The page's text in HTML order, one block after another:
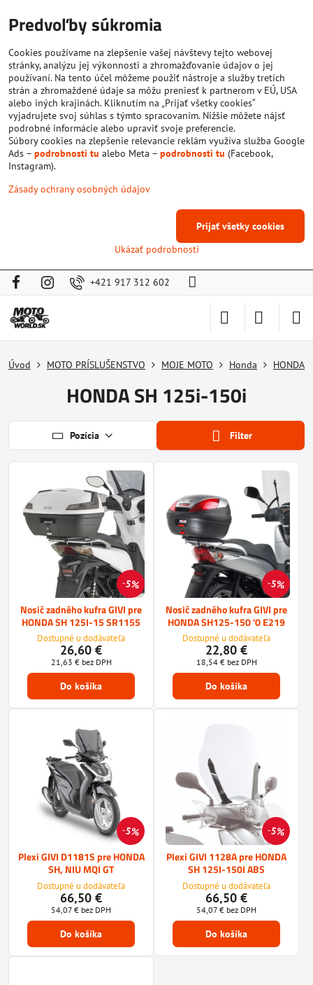
+421 917 312 602
Úvod MOTO PRÍSLUŠENSTVO MOJE MOTO Honda HONDA
HONDA SH 125i-150i
Pozícia Filter
5%
Nosič zadného kufra GIVI pre
HONDA SH 125I-15 SR1155
Dostupné u dodávateľa
26,60 €
21,63 € bez DPH
Do košíka
5%
Nosič zadného kufra GIVI pre
HONDA SH125-150 '0 E219
Dostupné u dodávateľa
22,80 €
18,54 € bez DPH
Do košíka
5%
Plexi GIVI D1181S pre HONDA
SH, NIU MQI GT
Dostupné u dodávateľa
66,50 €
54,07 € bez DPH
Do košíka
5%
Plexi GIVI 1128A pre HONDA
SH 125I-150I ABS
Dostupné u dodávateľa
66,50 €
54,07 € bez DPH
Do košíka
Predvoľby súkromia
Cookies používame na zlepšenie vašej návštevy tejto webovej
stránky, analýzu jej výkonnosti a zhromažďovanie údajov o jej
používaní. Na tento účel môžeme použiť nástroje a služby tretích
strán a zhromaždené údaje sa môžu preniesť k partnerom v EÚ, USA
alebo iných krajinách. Kliknutím na „Prijať všetky cookies“
vyjadrujete svoj súhlas s týmto spracovaním. Nižšie môžete nájsť
podrobné informácie alebo upraviť svoje preferencie.
Súbory cookies na zlepšenie relevancie reklám využíva služba Google
Ads – podrobnosti tu alebo Meta – podrobnosti tu (Facebook,
Instagram).
Zásady ochrany osobných údajov
Ukázať podrobnosti
Prijať všetky cookies